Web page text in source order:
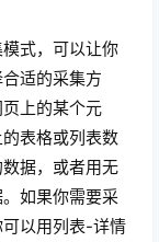
式，可以让你
适的采集方
上的某个元
表格或列表数
据，或者用无
如果你需要采
以用列表-详情